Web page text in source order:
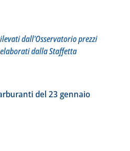
I prezzi praticati per compagnia, Regione e
dall'Osservatorio prezzi
dalla Staffetta
del 23 gennaio